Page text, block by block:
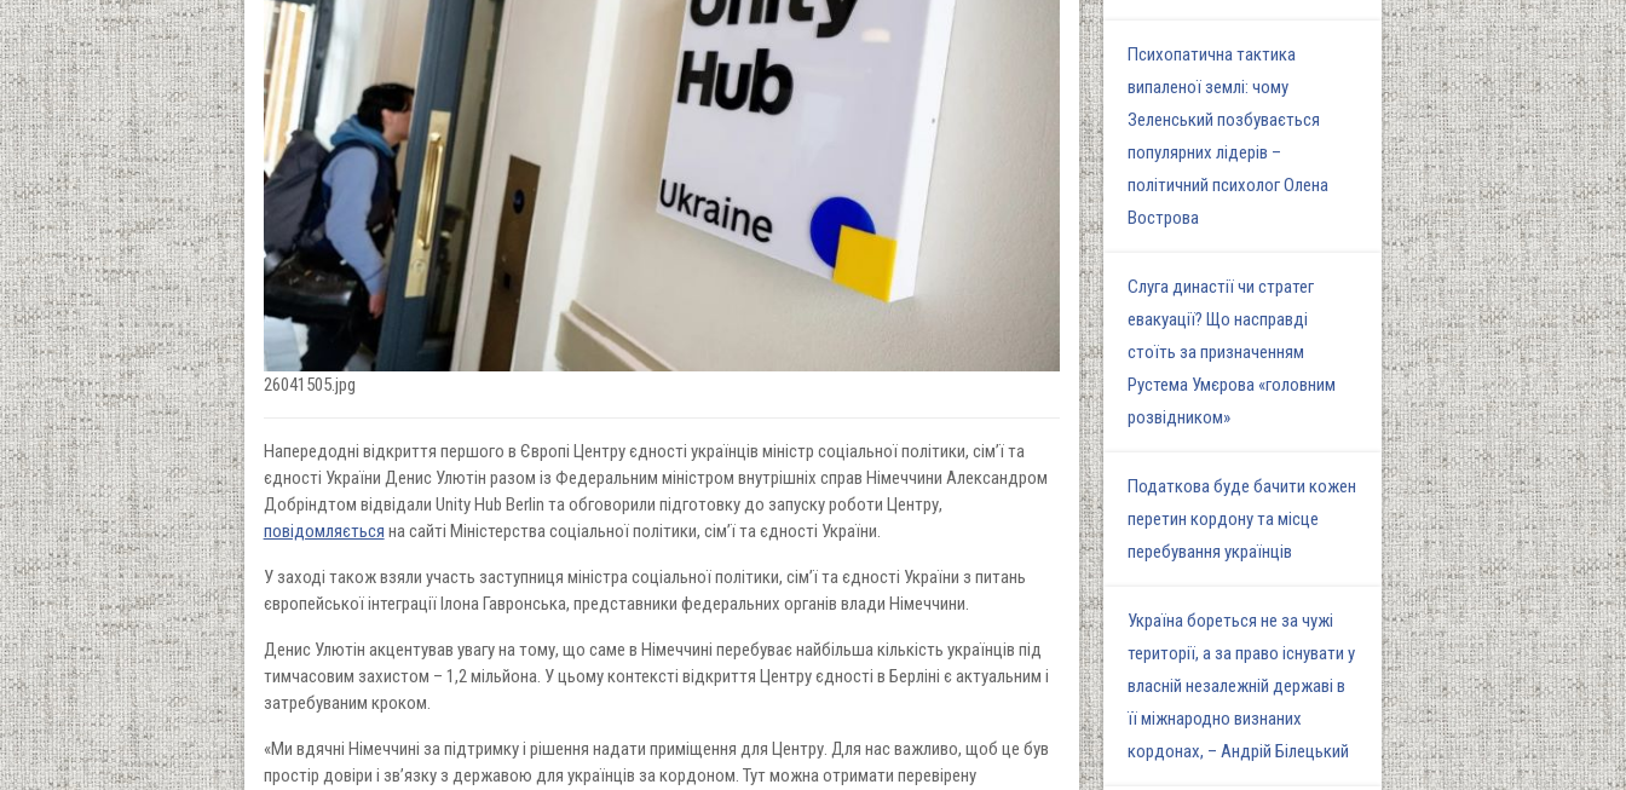
26041505.jpg
Напередодні відкриття першого в Європі Центру єдності українців міністр соціальної політики, сім’ї та
єдності України Денис Улютін разом із Федеральним міністром внутрішніх справ Німеччини Александром
Добріндтом відвідали Unity Hub Berlin та обговорили підготовку до запуску роботи Центру,
повідомляється на сайті Міністерства соціальної політики, сімʼї та єдності України.
У заході також взяли участь заступниця міністра соціальної політики, сімʼї та єдності України з питань
європейської інтеграції Ілона Гавронська, представники федеральних органів влади Німеччини.
Денис Улютін акцентував увагу на тому, що саме в Німеччині перебуває найбільша кількість українців під
тимчасовим захистом – 1,2 мільйона. У цьому контексті відкриття Центру єдності в Берліні є актуальним і
затребуваним кроком.
«Ми вдячні Німеччині за підтримку і рішення надати приміщення для Центру. Для нас важливо, щоб це був
простір довіри і зв’язку з державою для українців за кордоном. Тут можна отримати перевірену
Психопатична тактика
випаленої землі: чому
Зеленський позбувається
популярних лідерів –
політичний психолог Олена
Вострова
Слуга династії чи стратег
евакуації? Що насправді
стоїть за призначенням
Рустема Умєрова «головним
розвідником»
Податкова буде бачити кожен
перетин кордону та місце
перебування українців
Україна бореться не за чужі
території, а за право існувати у
власній незалежній державі в
її міжнародно визнаних
кордонах, – Андрій Білецький